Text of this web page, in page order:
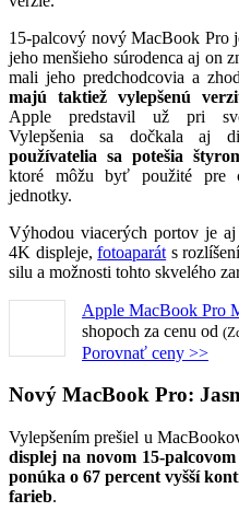
15-palcový nový MacBook Pro
jeho menšieho súrodenca aj on
mali jeho predchodcovia a
majú taktiež vylepšenú
Apple predstavil už pri
Vylepšenia sa dočkala aj
používatelia sa potešia
ktoré môžu byť použité pre
jednotky.
Výhodou viacerých portov je
4K displeje,fotoaparát s
silu a možnosti tohto skvelého
Apple MacBook Pro
shopoch za cenu od
Porovnať ceny >>
Nový MacBook Pro:
Vylepšením prešiel u
displej na novom 15-
ponúka o 67 percent vyšší
farieb.